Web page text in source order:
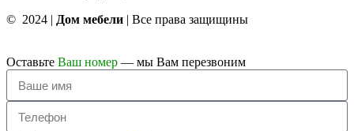
© 2024 | Дом мебели | Все права защищины
Оставьте Ваш номер — мы Вам перезвоним